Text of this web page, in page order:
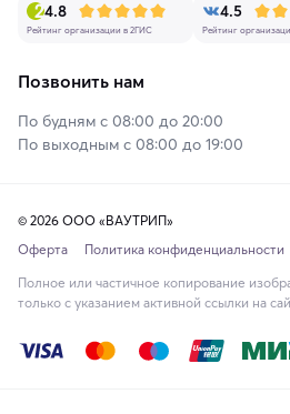
4.8
Рейтинг организации в 2ГИС
4.5
Рейтинг
Позвонить нам
По будням с 08:00 до 20:00
По выходным с 08:00 до 19:00
© 2026 ООО «ВАУТРИП»
Оферта
Политика конфиденциальности
Полное или частичное копирование
только с указанием активной ссылки на